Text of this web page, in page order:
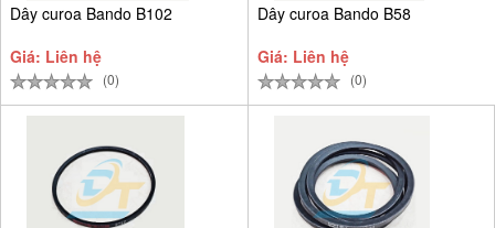
Dây curoa Bando B102
Giá: Liên hệ
(0)
Dây curoa Bando B58
Giá: Liên hệ
(0)